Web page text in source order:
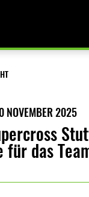
NOVEMBER 2025
für das